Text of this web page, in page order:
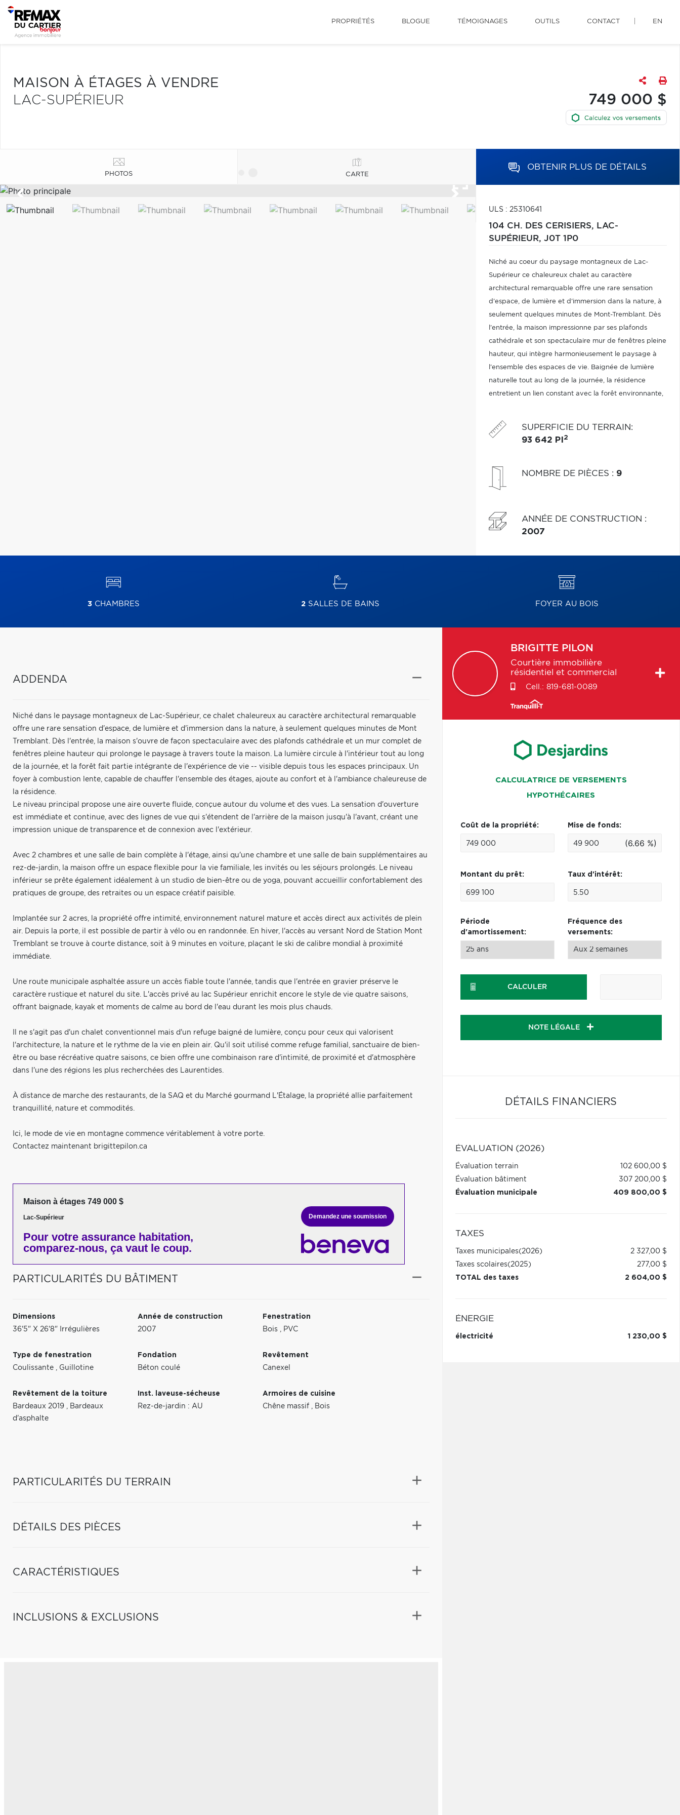
PROPRIÉTÉS BLOGUE TÉMOIGNAGES OUTILS CONTACT EN
MAISON À ÉTAGES À VENDRE
LAC-SUPÉRIEUR
749 000 $
PHOTOS CARTE
OBTENIR PLUS DE DÉTAILS
ULS : 25310641
104 CH. DES CERISIERS, LAC-
SUPÉRIEUR, J0T 1P0
Niché au coeur du paysage montagneux de Lac-
Supérieur ce chaleureux chalet au caractère
architectural remarquable offre une rare sensation
d'espace, de lumière et d'immersion dans la nature, à
seulement quelques minutes de Mont-Tremblant. Dès
l'entrée, la maison impressionne par ses plafonds
cathédrale et son spectaculaire mur de fenêtres pleine
hauteur, qui intègre harmonieusement le paysage à
l'ensemble des espaces de vie. Baignée de lumière
naturelle tout au long de la journée, la résidence
entretient un lien constant avec la forêt environnante,
des restaurants, SAQ, marché gourmand.
SUPERFICIE DU TERRAIN:
93 642 PI 2
NOMBRE DE PIÈCES : 9
ANNÉE DE CONSTRUCTION :
2007
3CHAMBRES 2SALLES DE BAINS FOYER AU BOIS
ADDENDA
Niché dans le paysage montagneux de Lac-Supérieur, ce chalet chaleureux au caractère architectural remarquable
offre une rare sensation d'espace, de lumière et d'immersion dans la nature, à seulement quelques minutes de Mont
Tremblant. Dès l'entrée, la maison s'ouvre de façon spectaculaire avec des plafonds cathédrale et un mur complet de
fenêtres pleine hauteur qui prolonge le paysage à travers toute la maison. La lumière circule à l'intérieur tout au long
de la journée, et la forêt fait partie intégrante de l'expérience de vie -- visible depuis tous les espaces principaux. Un
foyer à combustion lente, capable de chauffer l'ensemble des étages, ajoute au confort et à l'ambiance chaleureuse de
la résidence.
Le niveau principal propose une aire ouverte fluide, conçue autour du volume et des vues. La sensation d'ouverture
est immédiate et continue, avec des lignes de vue qui s'étendent de l'arrière de la maison jusqu'à l'avant, créant une
impression unique de transparence et de connexion avec l'extérieur.
Avec 2 chambres et une salle de bain complète à l'étage, ainsi qu'une chambre et une salle de bain supplémentaires au
rez-de-jardin, la maison offre un espace flexible pour la vie familiale, les invités ou les séjours prolongés. Le niveau
inférieur se prête également idéalement à un studio de bien-être ou de yoga, pouvant accueillir confortablement des
pratiques de groupe, des retraites ou un espace créatif paisible.
Implantée sur 2 acres, la propriété offre intimité, environnement naturel mature et accès direct aux activités de plein
air. Depuis la porte, il est possible de partir à vélo ou en randonnée. En hiver, l'accès au versant Nord de Station Mont
Tremblant se trouve à courte distance, soit à 9 minutes en voiture, plaçant le ski de calibre mondial à proximité
immédiate.
Une route municipale asphaltée assure un accès fiable toute l'année, tandis que l'entrée en gravier préserve le
caractère rustique et naturel du site. L'accès privé au lac Supérieur enrichit encore le style de vie quatre saisons,
offrant baignade, kayak et moments de calme au bord de l'eau durant les mois plus chauds.
Il ne s'agit pas d'un chalet conventionnel mais d'un refuge baigné de lumière, conçu pour ceux qui valorisent
l'architecture, la nature et le rythme de la vie en plein air. Qu'il soit utilisé comme refuge familial, sanctuaire de bien-
être ou base récréative quatre saisons, ce bien offre une combinaison rare d'intimité, de proximité et d'atmosphère
dans l'une des régions les plus recherchées des Laurentides.
À distance de marche des restaurants, de la SAQ et du Marché gourmand L'Étalage, la propriété allie parfaitement
tranquillité, nature et commodités.
Ici, le mode de vie en montagne commence véritablement à votre porte.
Contactez maintenant brigittepilon.ca
Maison à étages 749 000 $
Lac-Supérieur
Pour votre assurance habitation,
comparez-nous, ça vaut le coup.
Demandez une soumission
PARTICULARITÉS DU BÂTIMENT
Dimensions
36'5" X 26'8" Irrégulières
Année de construction
2007
Fenestration
Bois , PVC
Type de fenestration
Coulissante , Guillotine
Fondation
Béton coulé
Revêtement
Canexel
Revêtement de la toiture
Bardeaux 2019 , Bardeaux
d'asphalte
Inst. laveuse-sécheuse
Rez-de-jardin : AU
Armoires de cuisine
Chêne massif , Bois
PARTICULARITÉS DU TERRAIN
DÉTAILS DES PIÈCES
CARACTÉRISTIQUES
INCLUSIONS & EXCLUSIONS
BRIGITTE PILON
Courtière immobilière
résidentiel et commercial
Cell.: 819-681-0089
CALCULATRICE DE VERSEMENTS
HYPOTHÉCAIRES
Coût de la propriété: Mise de fonds:
(6.66 %)
Montant du prêt: Taux d'intérêt:
Période
d'amortissement:
Fréquence des
versements:
CALCULER
NOTE LÉGALE
DÉTAILS FINANCIERS
ÉVALUATION (2026)
Évaluation terrain
102 600,00 $
Évaluation bâtiment
307 200,00 $
Évaluation municipale
409 800,00 $
TAXES
Taxes municipales(2026)
2 327,00 $
Taxes scolaires(2025)
277,00 $
TOTAL des taxes
2 604,00 $
ÉNERGIE
électricité 1 230,00 $